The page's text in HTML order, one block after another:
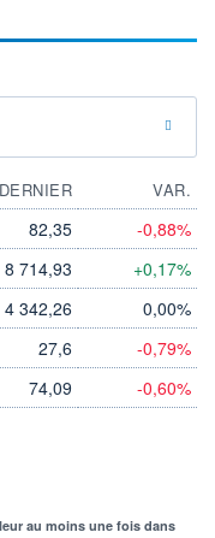
DERNIER
VAR.
82,35 -0,88%
8 714,93 +0,17%
4 342,26 0,00%
27,6 -0,79%
74,09 -0,60%
au moins une fois dans